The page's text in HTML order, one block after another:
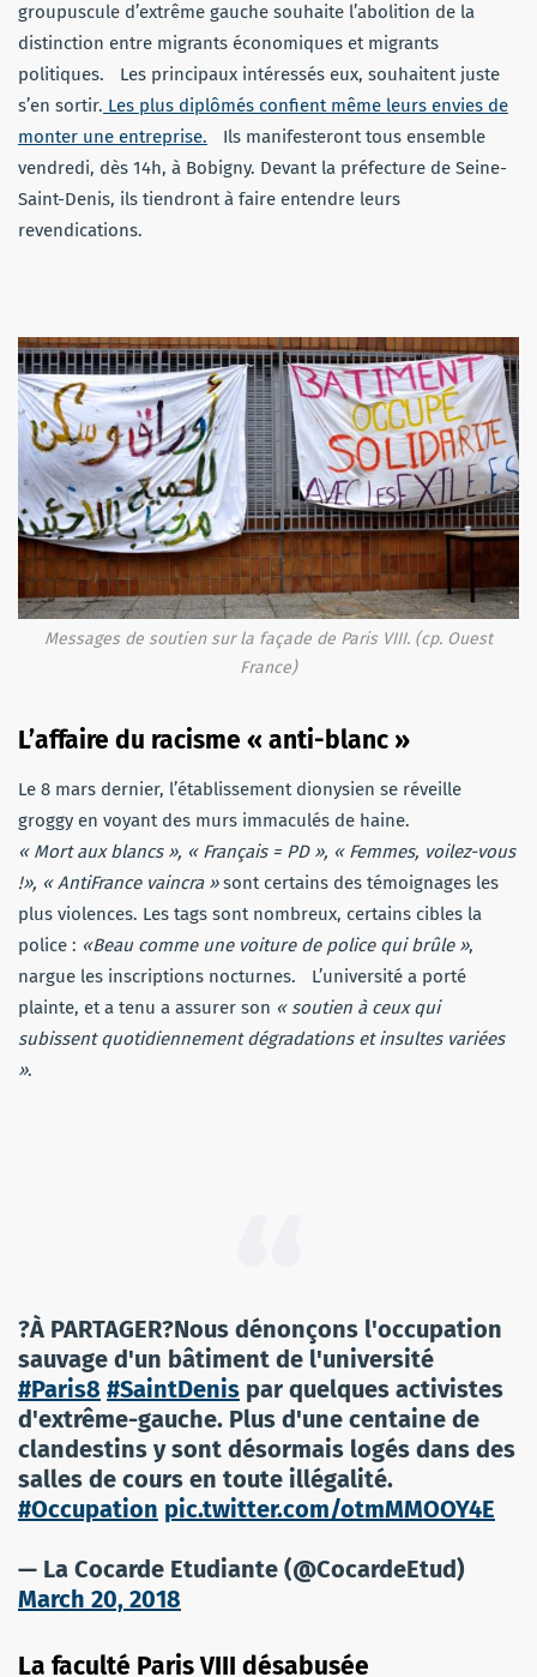
groupuscule d’extrême gauche souhaite l’abolition de la
distinction entre migrants économiques et migrants
politiques.
Les principaux intéressés eux, souhaitent juste
s’en sortir. Les plus diplômés confient même leurs envies de
monter une entreprise.
Ils manifesteront tous ensemble
vendredi, dès 14h, à Bobigny. Devant la préfecture de Seine-
Saint-Denis, ils tiendront à faire entendre leurs
revendications.
Messages de soutien sur la façade de Paris VIII. (cp. Ouest
France)
L’affaire du racisme « anti-blanc »
Le 8 mars dernier, l’établissement dionysien se réveille
groggy en voyant des murs immaculés de haine.
« Mort aux blancs », « Français = PD», « Femmes, voilez-vous
!», « AntiFrance vaincra »sont certains des témoignages les
plus violences. Les tags sont nombreux, certains cibles la
police : «Beaucomme une voiture de police qui brûle »,
nargue les inscriptions nocturnes.
L’université a porté
plainte, et a tenu a assurer son « soutien à ceux qui
subissent quotidiennement dégradations et insultes variées
».
?À PARTAGER?Nous dénonçons l'occupation
sauvage d'un bâtiment de l'université
#Paris8 #SaintDenis par quelques activistes
d'extrême-gauche. Plus d'une centaine de
clandestins y sont désormais logés dans des
salles de cours en toute illégalité.
#Occupation pic.twitter.com/otmMMOOY4E
— La Cocarde Etudiante (@CocardeEtud)
March 20, 2018
La faculté Paris VIII désabusée